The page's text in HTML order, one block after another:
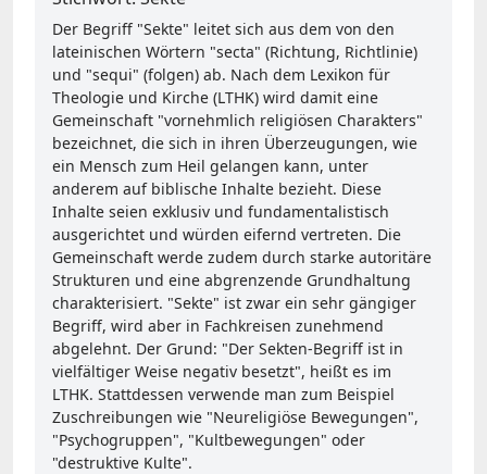
Der Begriff "Sekte" leitet sich aus dem von den
lateinischen Wörtern "secta" (Richtung, Richtlinie)
und "sequi" (folgen) ab. Nach dem Lexikon für
Theologie und Kirche (LTHK) wird damit eine
Gemeinschaft "vornehmlich religiösen Charakters"
bezeichnet, die sich in ihren Überzeugungen, wie
ein Mensch zum Heil gelangen kann, unter
anderem auf biblische Inhalte bezieht. Diese
Inhalte seien exklusiv und fundamentalistisch
ausgerichtet und würden eifernd vertreten. Die
Gemeinschaft werde zudem durch starke autoritäre
Strukturen und eine abgrenzende Grundhaltung
charakterisiert. "Sekte" ist zwar ein sehr gängiger
Begriff, wird aber in Fachkreisen zunehmend
abgelehnt. Der Grund: "Der Sekten-Begriff ist in
vielfältiger Weise negativ besetzt", heißt es im
LTHK. Stattdessen verwende man zum Beispiel
Zuschreibungen wie "Neureligiöse Bewegungen",
"Psychogruppen", "Kultbewegungen" oder
"destruktive Kulte".